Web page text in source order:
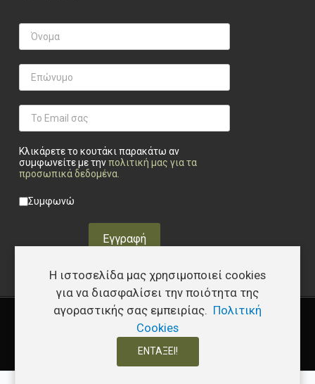
Κλικάρετε το κουτάκι παρακάτω αν
συμφωνείτε με τηνπολιτική μας για τα
προσωπικά δεδομένα.
Privacy checkbox
Συμφωνώ
Εγγραφή
Η ιστοσελίδα μας χρησιμοποιεί cookies
για να διασφαλίσει την ποιότητα της
αγοραστικής σας εμπειρίας. Πολιτική
Cookies
ΕΝΤΆΞΕΙ!